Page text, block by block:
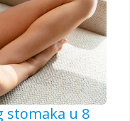
stomaka u 8